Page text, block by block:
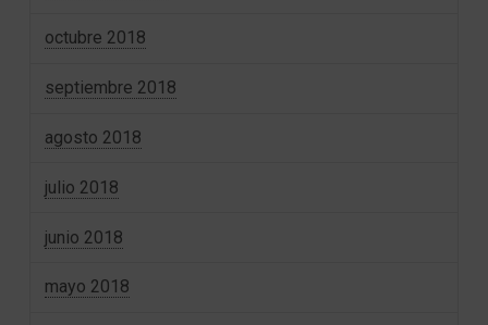
octubre 2018
septiembre 2018
agosto 2018
julio 2018
junio 2018
mayo 2018